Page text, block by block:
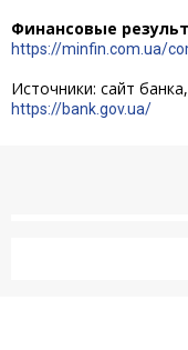
Финансовые
https://minfin.com.ua/
Источники: сайт банка,
https://bank.gov.ua/